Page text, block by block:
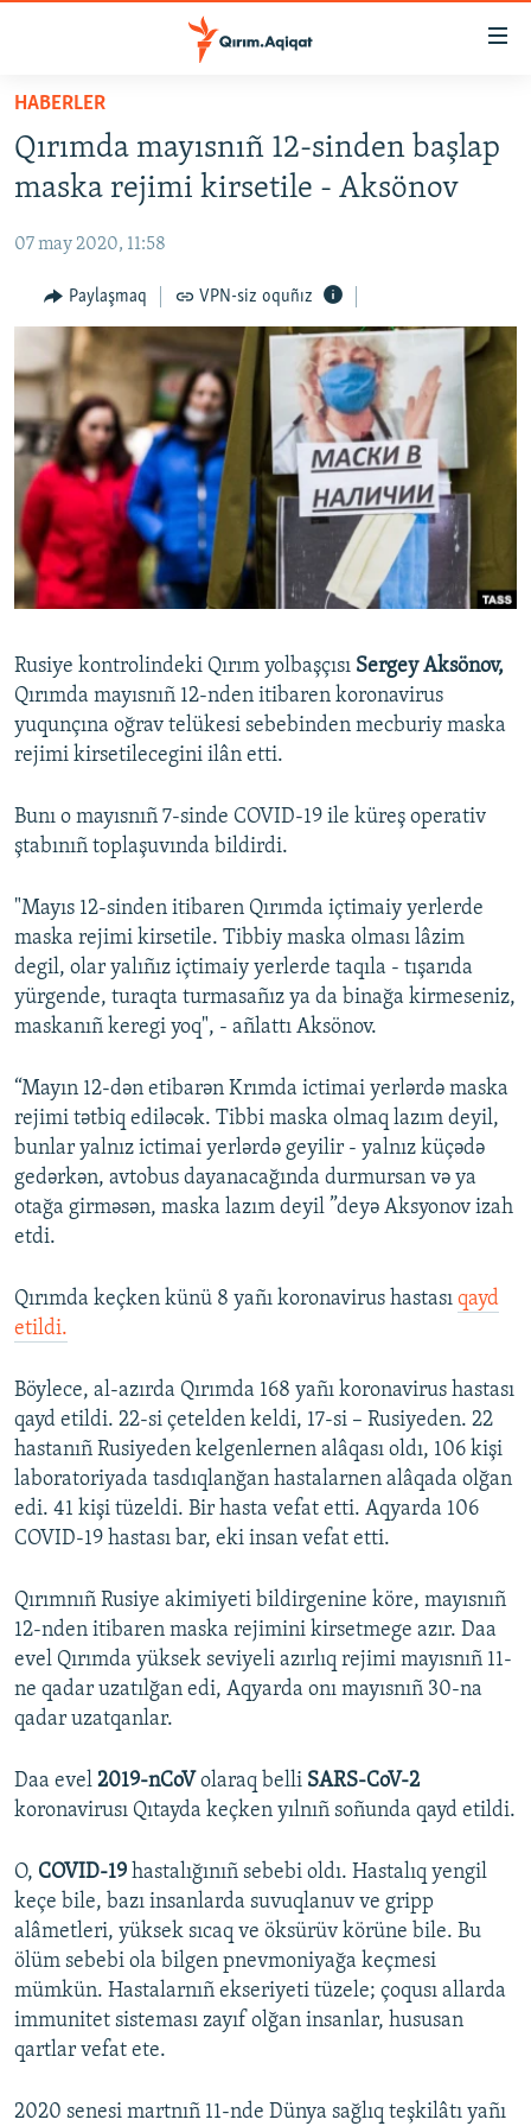
Esas
qaytmaq
Baş
qaytmaq
qaytmaq
HABERLER
SİYASET
CEMİYET
MEDENİYET
İNSAN AQLARI
VİDEO
SÜRET
BLOGLAR
FİKİR
Русский
Українською
QOŞULIÑIZ!
HABERLER
Qırımda mayısnıñ 12-sinden başlap
maska rejimi kirsetile - Aksönov
07 may 2020, 11:58
Paylaşmaq VPN-siz oquñız
Rusiye kontrolindeki Qırım yolbaşçısı Sergey Aksönov,
Qırımda mayısnıñ 12-nden itibaren koronavirus
yuqunçına oğrav telükesi sebebinden mecburiy maska
rejimi kirsetilecegini ilân etti.
Bunı o mayısnıñ 7-sinde COVID-19 ile küreş operativ
ştabınıñ toplaşuvında bildirdi.
"Mayıs 12-sinden itibaren Qırımda içtimaiy yerlerde
maska rejimi kirsetile. Tibbiy maska olması lâzim
degil, olar yalıñız içtimaiy yerlerde taqıla - tışarıda
yürgende, turaqta turmasañız ya da binağa kirmeseniz,
maskanıñ keregi yoq", - añlattı Aksönov.
“Mayın 12-dən etibarən Krımda ictimai yerlərdə maska
rejimi tətbiq ediləcək. Tibbi maska olmaq lazım deyil,
bunlar yalnız ictimai yerlərdə geyilir - yalnız küçədə
gedərkən, avtobus dayanacağında durmursan və ya
otağa girməsən, maska lazım deyil ”deyə Aksyonov izah
etdi.
Qırımda keçken künü 8 yañı koronavirus hastası qayd
etildi.
Böylece, al-azırda Qırımda 168 yañı koronavirus hastası
qayd etildi. 22-si çetelden keldi, 17-si – Rusiyeden. 22
hastanıñ Rusiyeden kelgenlernen alâqası oldı, 106 kişi
laboratoriyada tasdıqlanğan hastalarnen alâqada olğan
edi. 41 kişi tüzeldi. Bir hasta vefat etti. Aqyarda 106
COVID-19 hastası bar, eki insan vefat etti.
Qırımnıñ Rusiye akimiyeti bildirgenine köre, mayısnıñ
12-nden itibaren maska rejimini kirsetmege azır. Daa
evel Qırımda yüksek seviyeli azırlıq rejimi mayısnıñ 11-
ne qadar uzatılğan edi, Aqyarda onı mayısnıñ 30-na
qadar uzatqanlar.
Daa evel 2019-nCoV olaraq belli SARS-CoV-2
koronavirusı Qıtayda keçken yılnıñ soñunda qayd etildi.
O, COVID-19 hastalığınıñ sebebi oldı. Hastalıq yengil
keçe bile, bazı insanlarda suvuqlanuv ve gripp
alâmetleri, yüksek sıcaq ve öksürüv körüne bile. Bu
ölüm sebebi ola bilgen pnevmoniyağa keçmesi
mümkün. Hastalarnıñ ekseriyeti tüzele; çoqusı allarda
immunitet sisteması zayıf olğan insanlar, hususan
qartlar vefat ete.
2020 senesi martnıñ 11-nde Dünya sağlıq teşkilâtı yañı